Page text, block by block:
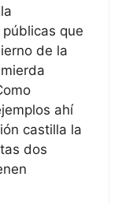
que
de la
ahí
castilla la
dos